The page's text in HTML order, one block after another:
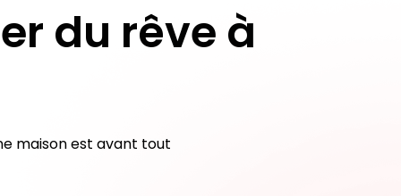
du rêve à
maison est avant tout